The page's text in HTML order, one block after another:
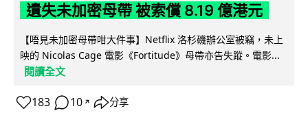
遺失未加密母帶 被索償 8.19 億港元
【唔見未加密母帶咁大件事】Netflix 洛杉磯辦公室被竊，未上
映的 Nicolas Cage 電影《Fortitude》母帶亦告失蹤。電影...
閱讀全文
183 10 ↗ 分享